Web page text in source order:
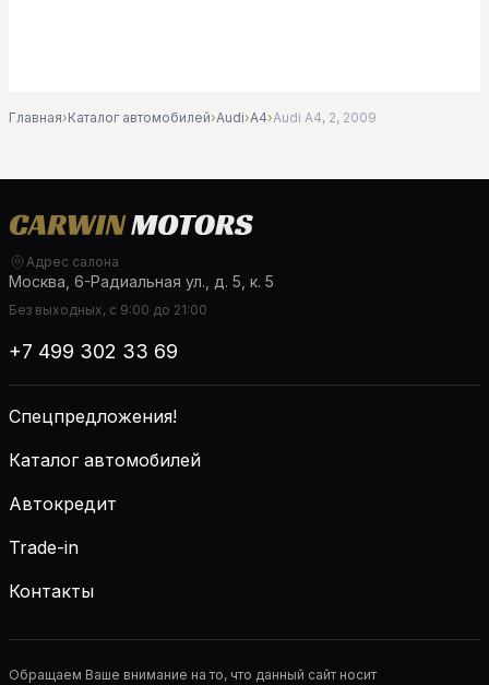
Главная›Каталог автомобилей›Audi›A4›Audi A4, 2, 2009
Адрес салона
Москва, 6-Радиальная ул., д. 5, к. 5
Без выходных, с 9:00 до 21:00
+7 499 302 33 69
Спецпредложения!
Каталог автомобилей
Автокредит
Trade-in
Контакты
Обращаем Ваше внимание на то, что данный сайт носит